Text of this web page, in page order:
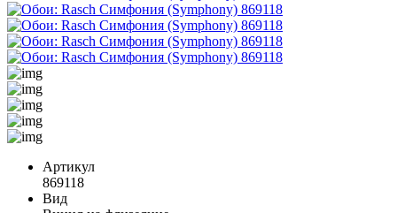
Артикул
869118
Вид